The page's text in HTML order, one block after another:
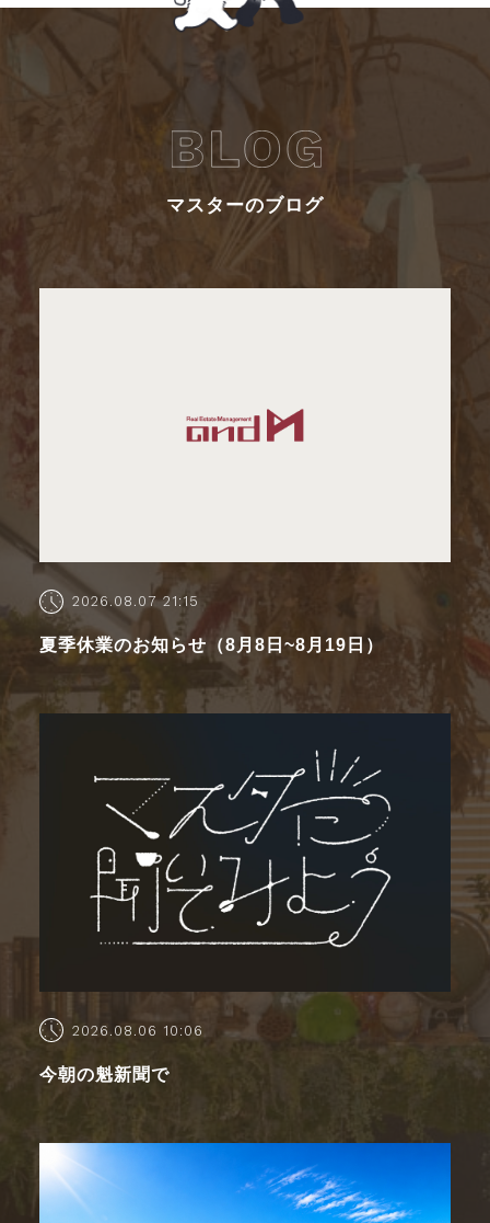
マスターのブログ
2026.08.07 21:15
夏季休業のお知らせ（8月8日~8月19日）
2026.08.06 10:06
今朝の魁新聞で